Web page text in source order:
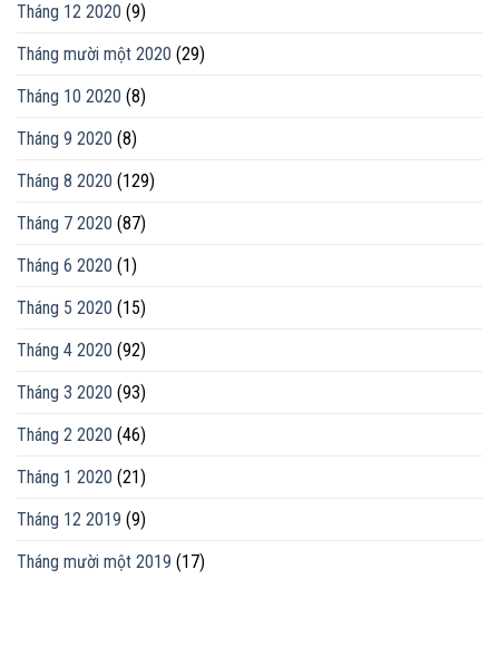
Tháng 12 2020 (9)
Tháng mười một 2020 (29)
Tháng 10 2020 (8)
Tháng 9 2020 (8)
Tháng 8 2020 (129)
Tháng 7 2020 (87)
Tháng 6 2020 (1)
Tháng 5 2020 (15)
Tháng 4 2020 (92)
Tháng 3 2020 (93)
Tháng 2 2020 (46)
Tháng 1 2020 (21)
Tháng 12 2019 (9)
Tháng mười một 2019 (17)